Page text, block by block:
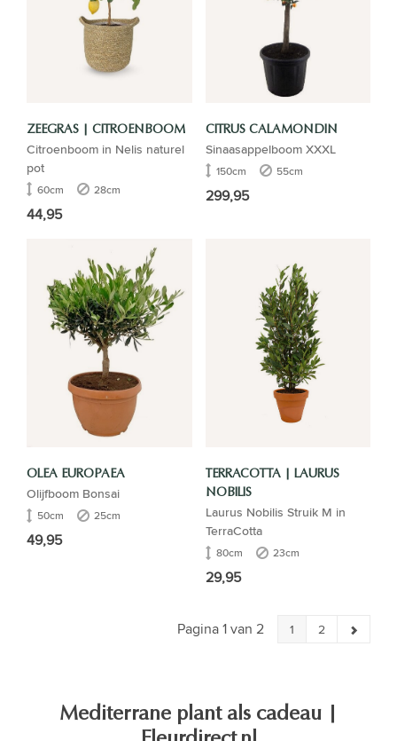
ZEEGRAS | CITROENBOOM
Citroenboom in Nelis naturel
pot
60cm 28cm
44,95
CITRUS CALAMONDIN
Sinaasappelboom XXXL
150cm 55cm
299,95
OLEA EUROPAEA
Olijfboom Bonsai
50cm 25cm
49,95
TERRACOTTA | LAURUS
NOBILIS
Laurus Nobilis Struik M in
TerraCotta
80cm 23cm
29,95
Pagina 1 van 2 1 2
Mediterrane plant als cadeau |